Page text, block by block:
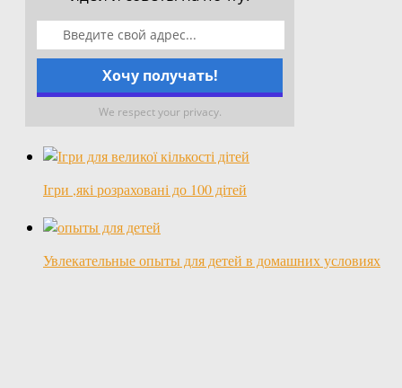
We respect your privacy.
Ігри ,які розраховані до 100 дітей
Увлекательные опыты для детей в домашних условиях